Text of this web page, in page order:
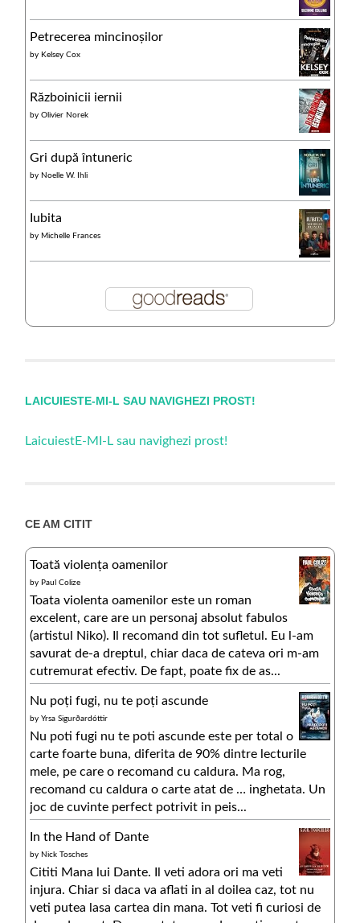
Petrecerea mincinoșilor
by Kelsey Cox
Războinicii iernii
byOlivier Norek
Gri după întuneric
by Noelle W. Ihli
Iubita
by Michelle Frances
LAICUIESTE-MI-L SAU NAVIGHEZI PROST!
LaicuiestE-MI-L sau navighezi prost!
CE AM CITIT
Toată violența oamenilor
by Paul Colize
Toata violenta oamenilor este un roman
excelent, care are un personaj absolut fabulos
(artistul Niko). Il recomand din tot sufletul. Eu l-am
savurat de-a dreptul, chiar daca de cateva ori m-am
cutremurat efectiv. De fapt, poate fix de as...
Nu poți fugi, nu te poți ascunde
byYrsa Sigurðardóttir
Nu poti fugi nu te poti ascunde este per total o
carte foarte buna, diferita de 90% dintre lecturile
mele, pe care o recomand cu caldura. Ma rog,
recomand cu caldura o carte atat de … inghetata. Un
joc de cuvinte perfect potrivit in peis...
In the Hand of Dante
by Nick Tosches
Cititi Mana lui Dante. Il veti adora ori ma veti
injura. Chiar si daca va aflati in al doilea caz, tot nu
veti putea lasa cartea din mana. Tot veti fi curiosi de